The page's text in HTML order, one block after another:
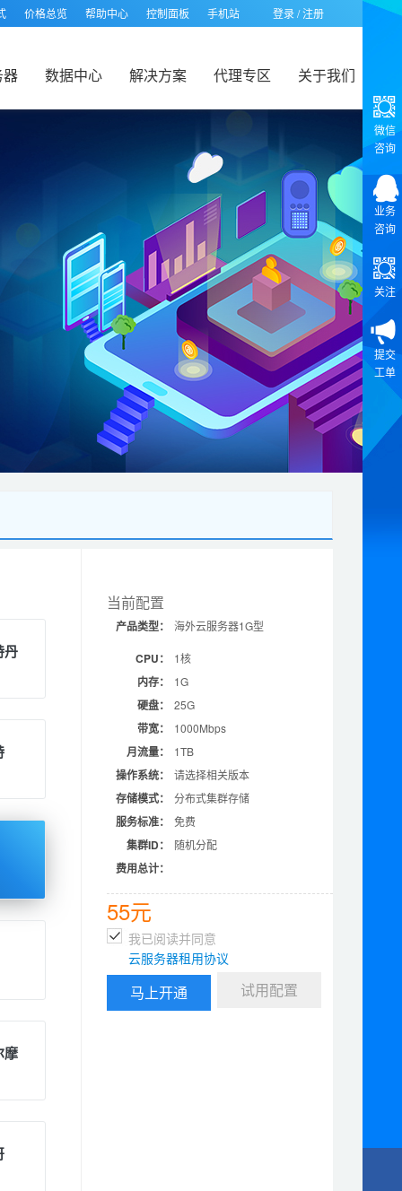
价格总览 帮助中心 控制面板 手机站 登录/注册
数据中心 解决方案 代理专区 关于我们
微信
咨询
业务
咨询
关注
提交
工单
当前配置
产品类型： 海外云服务器1G型
CPU： 1核
内存： 1G
硬盘： 25G
带宽： 1000Mbps
月流量： 1TB
操作系统： 请选择相关版本
存储模式： 分布式集群存储
服务标准： 免费
集群ID： 随机分配
费用总计：
55元
我已阅读并同意
云服务器租用协议
试用配置
丹
摩